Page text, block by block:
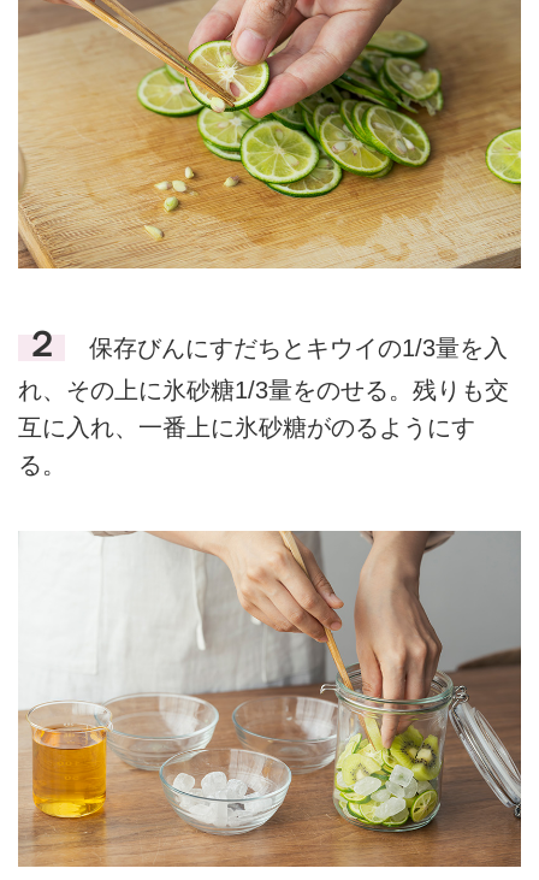
２
保存びんにすだちとキウイの1/3量を入
れ、その上に氷砂糖1/3量をのせる。残りも交
互に入れ、一番上に氷砂糖がのるようにす
る。